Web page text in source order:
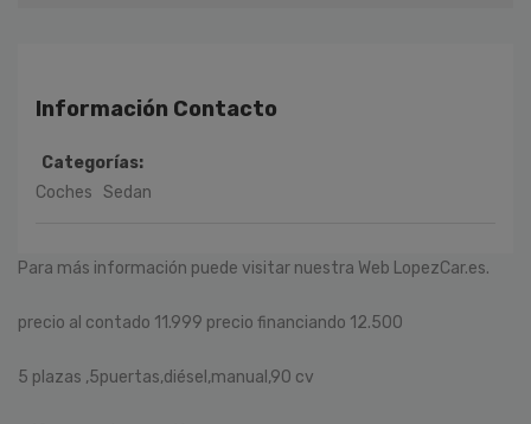
Información Contacto
Categorías:
Coches Sedan
Para más información puede visitar nuestra Web LopezCar.es.
precio al contado 11.999 precio financiando 12.500
5 plazas ,5puertas,diésel,manual,90 cv